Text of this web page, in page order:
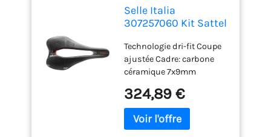
Selle Italia
307257060 Kit Sattel
Unisex-Adult, Taille
Unique
Technologie dri-fit Coupe
ajustée Cadre: carbone
céramique 7x9mm
130x248mml 145x248mm
Matériau anti-
transpiration Taille
324,89 €